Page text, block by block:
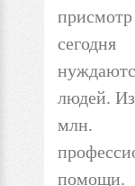
людей.
млн.